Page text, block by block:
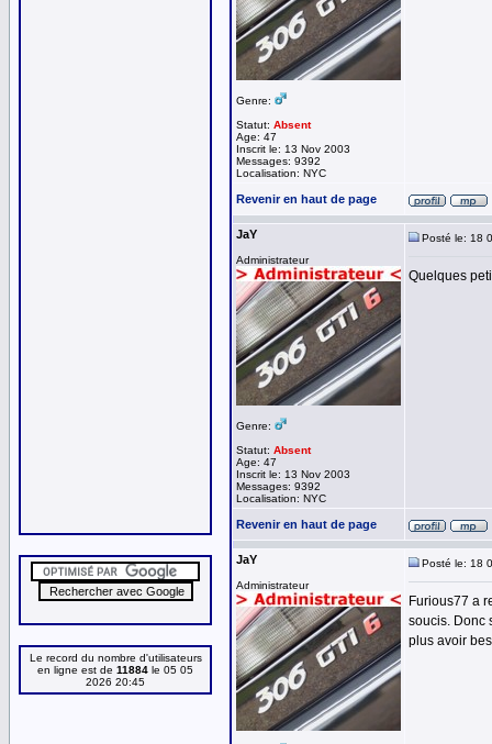
Le record du nombre d'utilisateurs
en ligne est de 11884 le 05 05
2026 20:45
Genre:
Statut: Absent
Age: 47
Inscrit le: 13 Nov 2003
Messages: 9392
Localisation: NYC
Revenir en haut de page
JaY
Administrateur
Genre:
Statut: Absent
Age: 47
Inscrit le: 13 Nov 2003
Messages: 9392
Localisation: NYC
Posté le: 18
Quelques
Revenir en haut de page
JaY
Administrateur
Posté le: 18
Furious77 a
soucis. Donc
plus avoir